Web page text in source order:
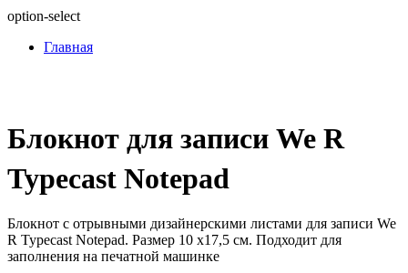
option-select
Главная
Блокнот для записи We R
Typecast Notepad
Блокнот с отрывными дизайнерскими листами для записи We
R Typecast Notepad. Размер 10 х17,5 см. Подходит для
заполнения на печатной машинке